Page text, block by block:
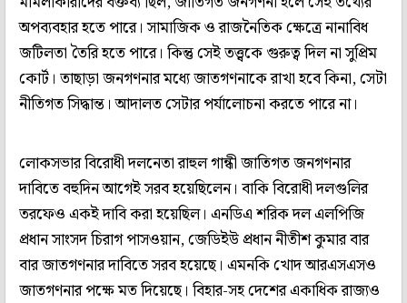
অপব্যবহার হতে পারে। সামাজিক ও রাজনৈতিক ক্ষেত্রে নানাবিধ
জটিলতা তৈরি হতে পারে। কিন্তু সেই তত্ত্বকে গুরুত্ব দিল না সুপ্রিম
কোর্ট। তাছাড়া জনগণনার মধ্যে জাতগণনাকে রাখা হবে কিনা, সেটা
নীতিগত সিদ্ধান্ত। আদালত সেটার পর্যালোচনা করতে পারে না।
লোকসভার বিরোধী দলনেতা রাহুল গান্ধী জাতিগত জনগণনার
দাবিতে বহুদিন আগেই সরব হয়েছিলেন। বাকি বিরোধী দলগুলির
তরফেও একই দাবি করা হয়েছিল। এনডিএ শরিক দল এলপিজি
প্রধান সাংসদ চিরাগ পাসওয়ান, জেডিইউ প্রধান নীতীশ কুমার বার
বার জাতগণনার দাবিতে সরব হয়েছে। এমনকি খোদ আরএসএসও
জাতগণনার পক্ষে মত দিয়েছে। বিহার-সহ দেশের একাধিক রাজ্যও